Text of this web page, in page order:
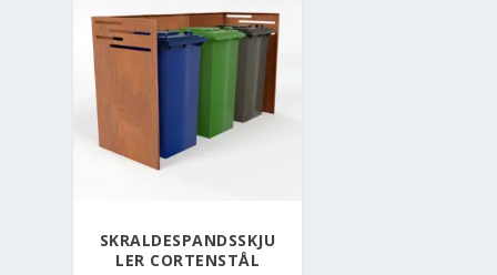
SKRALDESPANDSSKJU
LER CORTENSTÅL